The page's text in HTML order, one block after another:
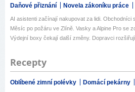
Daňové přiznání Novela zákoníku práce
AI asistenti začínají nakupovat za lidi. Obchodníci
Měsíc po požáru ve Zlíně. Vasky a Alpine Pro se
Výdejní boxy čekají další změny. Dopravci
Recepty
Oblíbené zimní polévky Domácí pekárny